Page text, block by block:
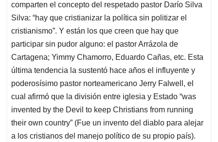
comparten el concepto del respetado pastor Darío Silva
Silva: “hay que cristianizar la política sin politizar el
cristianismo”. Y están los que creen que hay que
participar sin pudor alguno: el pastor Arrázola de
Cartagena; Yimmy Chamorro, Eduardo Cañas, etc. Esta
última tendencia la sustentó hace años el influyente y
poderosísimo pastor norteamericano Jerry Falwell, el
cual afirmó que la división entre iglesia y Estado “was
invented by the Devil to keep Christians from running
their own country” (Fue un invento del diablo para alejar
a los cristianos del manejo político de su propio país).